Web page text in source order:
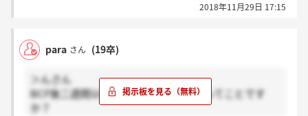
ります。現在は、最終面接に向けて色々と調整を行っ
2018年11月29日 17:15
para さん (19卒)
＞んさん
BCF後二週間以内に合格の電話がきたってことです
か？